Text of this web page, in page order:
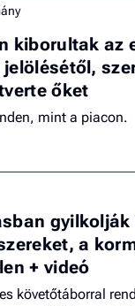
kiborultak az
jelölésétől,
őket
mint a piacon.
gyilkolják
a
+ videó
követőtáborral